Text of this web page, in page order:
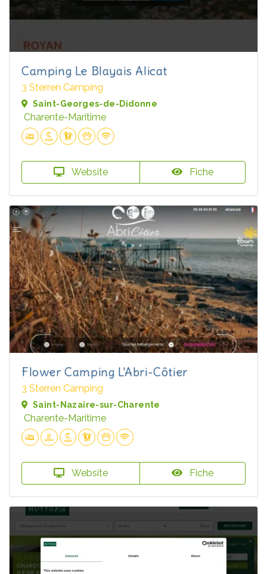
Camping Le Blayais Alicat
3 Sterren Camping
Saint-Georges-de-Didonne
Charente-Maritime
Website Fiche
Flower Camping L'Abri-Côtier
3 Sterren Camping
Saint-Nazaire-sur-Charente
Charente-Maritime
Website Fiche